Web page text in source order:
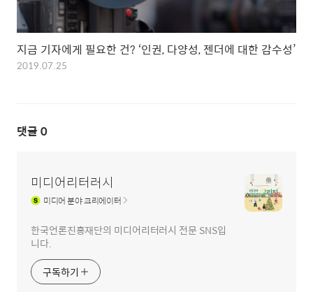
지금 기자에게 필요한 건? ‘인권, 다양성, 젠더에 대한 감수성’
2019.07.25
댓글 0
미디어리터러시
미디어분야 크리에이터
한국언론진흥재단의 미디어리터러시 전문 SNS입
니다.
구독하기